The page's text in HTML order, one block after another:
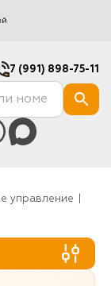
7 (991) 898-75-11
управление